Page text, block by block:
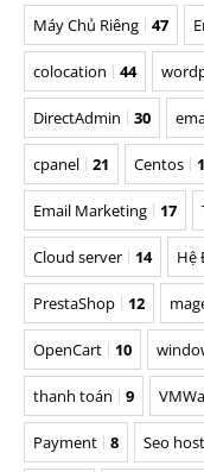
Máy Chủ Riêng 47
colocation 44
DirectAdmin 30
cpanel 21 Centos
Email Marketing 17
Cloud server 14 Hệ
PrestaShop 12
OpenCart 10
thanh toán 9
Payment 8 Seo